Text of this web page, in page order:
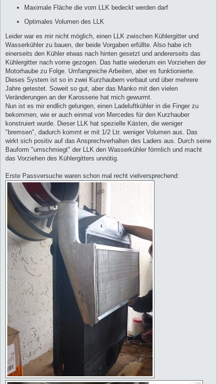
Maximale Fläche die vom LLK bedeckt werden darf
Optimales Volumen des LLK
Leider war es mir nicht möglich, einen LLK zwischen Kühlergitter und
Wasserkühler zu bauen, der beide Vorgaben erfüllte. Also habe ich
einerseits den Kühler etwas nach hinten gesetzt und andererseits das
Kühlergitter nach vorne gezogen. Das hatte wiederum ein Vorziehen der
Motorhaube zu Folge. Umfangreiche Arbeiten, aber es funktionierte.
Dieses System ist so in zwei Kurzhaubern verbaut und über mehrere
Jahre getestet. Soweit so gut, aber das Manko mit den vielen
Veränderungen an der Karosserie hat mich gewurmt.
Nun ist es mir endlich gelungen, einen Ladeluftkühler in die Finger zu
bekommen, wie er auch einmal von Mercedes für den Kurzhauber
konstruiert wurde. Dieser LLK hat spezielle Kästen, die weniger
"bremsen", dadurch kommt er mit 1/2 Ltr. weniger Volumen aus. Das
wirkt sich positiv auf das Ansprechverhalten des Laders aus. Durch seine
Bauform "umschmiegt" der LLK den Wasserkühler förmlich und macht
das Vorziehen des Kühlergitters unnötig.
Erste Passversuche waren schon mal recht vielversprechend: